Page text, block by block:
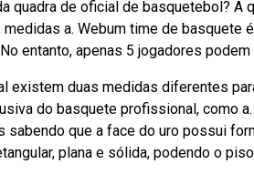
quadra de oficial de basquetebol?
medidas a. Webum time de
entanto, apenas 5 jogadores
existem duas medidas diferentes
do basquete profissional, como
que a face do uro possui
plana e sólida, podendo o